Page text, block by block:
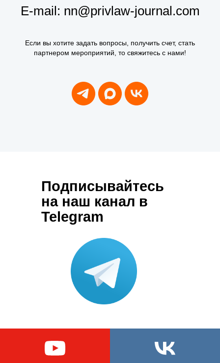
E-mail: nn@privlaw-journal.com
Если вы хотите задать вопросы, получить счет, стать
партнером мероприятий, то свяжитесь с нами!
Подписывайтесь
на наш канал в
Telegram